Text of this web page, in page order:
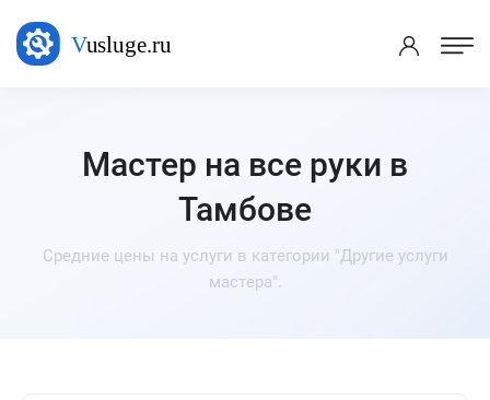
Мастер на все руки в
Тамбове
Средние цены на услуги в категории "Другие услуги
мастера".